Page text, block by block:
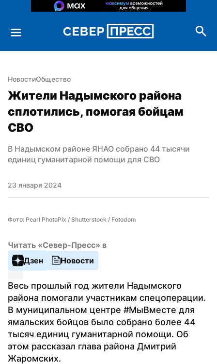
НовостиОбщество
Жители Надымского района
сплотились, помогая бойцам
СВО
В Надымском районе ЯНАО собрано 44 тысячи
единиц гуманитарной помощи для СВО
23 января 2024
Фото: Pearl PhotoPix / Shutterstock / Fotodom
Читать «Север-Пресс» в
Дзен
Новости
Весь прошлый год жители Надымского
района помогали участникам спецоперации.
В муниципальном центре #МыВместе для
ямальских бойцов было собрано более 44
тысяч единиц гуманитарной помощи. Об
этом рассказал глава района Дмитрий
Жаромских.